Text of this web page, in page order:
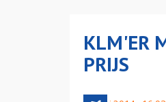
KLM'ER
PRIJS